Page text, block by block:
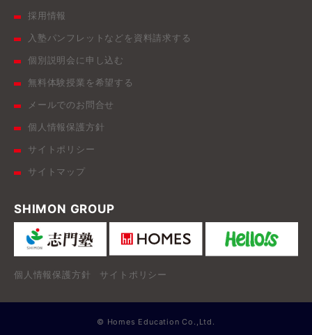
採用情報
入塾パンフレットなどを資料請求する
個別説明会に申し込む
無料体験授業を希望する
メールでのお問合せ
個人情報保護方針
サイトポリシー
サイトマップ
SHIMON GROUP
個人情報保護方針 サイトポリシー
© Homes Education Co.,Ltd.